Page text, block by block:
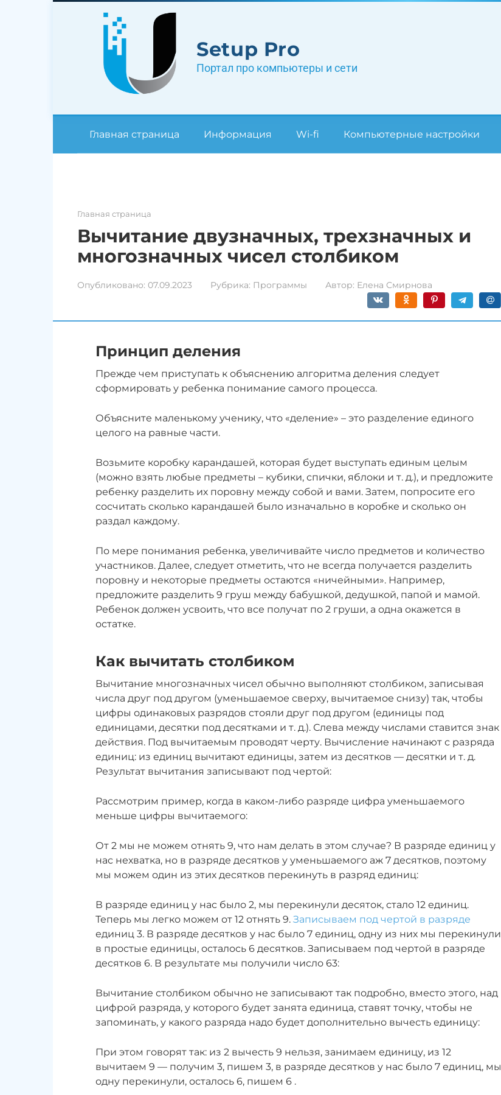
Setup Pro
Портал про компьютеры и сети
Главная страница Информация Wi-fi Компьютерные настройки
Главная страница
Вычитание двузначных, трехзначных и
многозначных чисел столбиком
Опубликовано: 07.09.2023 Рубрика: Программы Автор: Елена Смирнова
Принцип деления
Прежде чем приступать к объяснению алгоритма деления следует
сформировать у ребенка понимание самого процесса.
Объясните маленькому ученику, что «деление» – это разделение единого
целого на равные части.
Возьмите коробку карандашей, которая будет выступать единым целым
(можно взять любые предметы – кубики, спички, яблоки и т. д.), и предложите
ребенку разделить их поровну между собой и вами. Затем, попросите его
сосчитать сколько карандашей было изначально в коробке и сколько он
раздал каждому.
По мере понимания ребенка, увеличивайте число предметов и количество
участников. Далее, следует отметить, что не всегда получается разделить
поровну и некоторые предметы остаются «ничейными». Например,
предложите разделить 9 груш между бабушкой, дедушкой, папой и мамой.
Ребенок должен усвоить, что все получат по 2 груши, а одна окажется в
остатке.
Как вычитать столбиком
Вычитание многозначных чисел обычно выполняют столбиком, записывая
числа друг под другом (уменьшаемое сверху, вычитаемое снизу) так, чтобы
цифры одинаковых разрядов стояли друг под другом (единицы под
единицами, десятки под десятками и т. д.). Слева между числами ставится знак
действия. Под вычитаемым проводят черту. Вычисление начинают с разряда
единиц: из единиц вычитают единицы, затем из десятков — десятки и т. д.
Результат вычитания записывают под чертой:
Рассмотрим пример, когда в каком-либо разряде цифра уменьшаемого
меньше цифры вычитаемого:
От 2 мы не можем отнять 9, что нам делать в этом случае? В разряде единиц у
нас нехватка, но в разряде десятков у уменьшаемого аж 7 десятков, поэтому
мы можем один из этих десятков перекинуть в разряд единиц:
В разряде единиц у нас было 2, мы перекинули десяток, стало 12 единиц.
Теперь мы легко можем от 12 отнять 9. Записываем под чертой в разряде
единиц 3. В разряде десятков у нас было 7 единиц, одну из них мы перекинули
в простые единицы, осталось 6 десятков. Записываем под чертой в разряде
десятков 6. В результате мы получили число 63:
Вычитание столбиком обычно не записывают так подробно, вместо этого, над
цифрой разряда, у которого будет занята единица, ставят точку, чтобы не
запоминать, у какого разряда надо будет дополнительно вычесть единицу:
При этом говорят так: из 2 вычесть 9 нельзя, занимаем единицу, из 12
вычитаем 9 — получим 3, пишем 3, в разряде десятков у нас было 7 единиц, мы
одну перекинули, осталось 6, пишем 6 .